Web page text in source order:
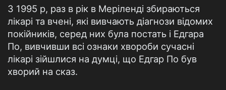
З 1995 р, раз в рік в Меріленді збираються
лікарі та вчені, які вивчають діагнози відомих
покійників, серед них була постать і Едгара
По, вивчивши всі ознаки хвороби сучасні
лікарі зійшлися на думці, що Едгар По був
хворий на сказ.